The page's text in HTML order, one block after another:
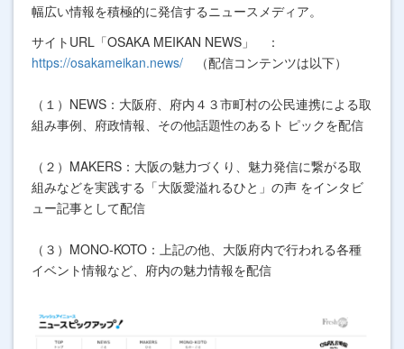
幅広い情報を積極的に発信するニュースメディア。
サイトURL「OSAKA MEIKAN NEWS」 ：
https://osakameikan.news/ （配信コンテンツは以下）
（１）NEWS：大阪府、府内４３市町村の公民連携による取
組み事例、府政情報、その他話題性のあるト ピックを配信
（２）MAKERS：大阪の魅力づくり、魅力発信に繋がる取
組みなどを実践する「大阪愛溢れるひと」の声 をインタビ
ュー記事として配信
（３）MONO-KOTO：上記の他、大阪府内で行われる各種
イベント情報など、府内の魅力情報を配信